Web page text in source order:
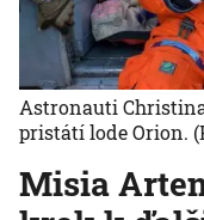
Misia
Astronauti
pristátí lode Orion.